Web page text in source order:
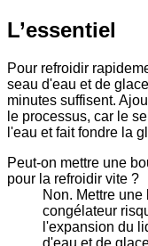
L’essentiel
Pour refroidir
seau d'eau et de
minutes suffisent.
le processus, car le
l'eau et fait fondre la
Peut-on mettre une
pour la refroidir vite ?
Non. Mettre
congélateur
l'expansion du
d'eau et de